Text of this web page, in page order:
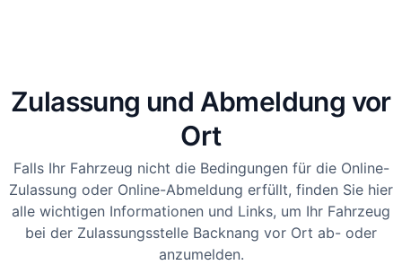
Zulassung und Abmeldung vor
Ort
Falls Ihr Fahrzeug nicht die Bedingungen für die Online-
Zulassung oder Online-Abmeldung erfüllt, finden Sie hier
alle wichtigen Informationen und Links, um Ihr Fahrzeug
bei der Zulassungsstelle Backnang vor Ort ab- oder
anzumelden.